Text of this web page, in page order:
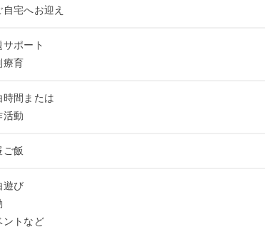
自宅へお迎え
サポート
療育
時間または
活動
ご飯
遊び
ントなど